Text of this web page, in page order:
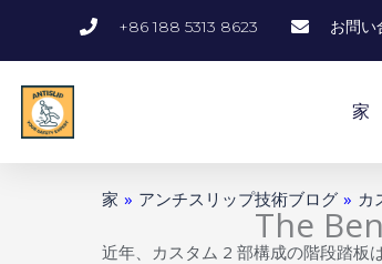
を
+86 188 5313 8623 お問い
家
家 » アンチスリップ技術ブログ » カ
The
近年、カスタム 2 部構成の階段踏板